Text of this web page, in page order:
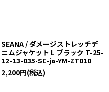
SEANA / ダメージストレッチデ
ニムジャケット L ブラック T-25-
12-13-035-SE-ja-YM-ZT010
2,200円(税込)